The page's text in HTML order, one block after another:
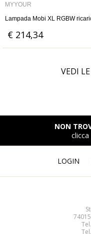
MYYOUR
Lampada Mobi XL RGBW
€ 214,34
VEDI
NON
LOGIN